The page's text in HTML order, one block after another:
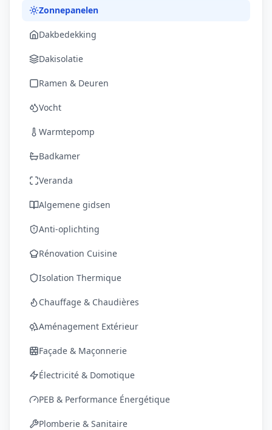
Zonnepanelen
Dakbedekking
Dakisolatie
Ramen & Deuren
Vocht
Warmtepomp
Badkamer
Veranda
Algemene gidsen
Anti-oplichting
Rénovation Cuisine
Isolation Thermique
Chauffage & Chaudières
Aménagement Extérieur
Façade & Maçonnerie
Électricité & Domotique
PEB & Performance Énergétique
Plomberie & Sanitaire